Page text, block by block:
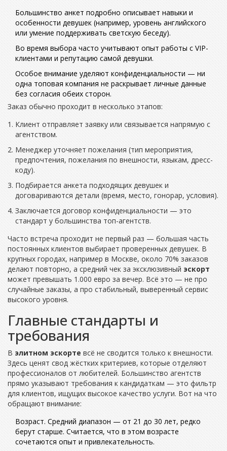
Большинство анкет подробно описывает навыки и
особенности девушек (например, уровень английского
или умение поддерживать светскую беседу).
Во время выбора часто учитывают опыт работы с VIP-
клиентами и репутацию самой девушки.
Особое внимание уделяют конфиденциальности — ни
одна топовая компания не раскрывает личные данные
без согласия обеих сторон.
Заказ обычно проходит в несколько этапов:
Клиент отправляет заявку или связывается напрямую с
агентством.
Менеджер уточняет пожелания (тип мероприятия,
предпочтения, пожелания по внешности, языкам, дресс-
коду).
Подбирается анкета подходящих девушек и
договариваются детали (время, место, гонорар, условия).
Заключается договор конфиденциальности — это
стандарт у большинства топ-агентств.
Часто встреча проходит не первый раз — большая часть
постоянных клиентов выбирает проверенных девушек. В
крупных городах, например в Москве, около 70% заказов
делают повторно, а средний чек за эксклюзивный эскорт
может превышать 1.000 евро за вечер. Всё это — не про
случайные заказы, а про стабильный, выверенный сервис
высокого уровня.
Главные стандарты и
требования
В элитном эскорте всё не сводится только к внешности.
Здесь ценят свод жёстких критериев, которые отделяют
профессионалов от любителей. Большинство агентств
прямо указывают требования к кандидаткам — это фильтр
для клиентов, ищущих высокое качество услуги. Вот на что
обращают внимание:
Возраст. Средний диапазон — от 21 до 30 лет, редко
берут старше. Считается, что в этом возрасте
сочетаются опыт и привлекательность.